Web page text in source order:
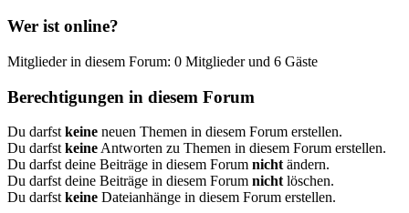
Wer ist online?
Mitglieder in diesem Forum: 0 Mitglieder und 6 Gäste
Berechtigungen in diesem Forum
Du darfst keine neuen Themen in diesem Forum erstellen.
Du darfst keine Antworten zu Themen in diesem Forum erstellen.
Du darfst deine Beiträge in diesem Forum nicht ändern.
Du darfst deine Beiträge in diesem Forum nicht löschen.
Du darfst keine Dateianhänge in diesem Forum erstellen.